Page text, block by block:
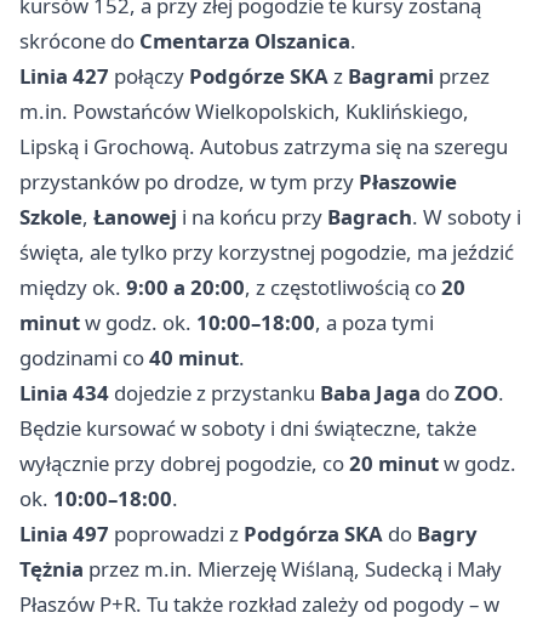
kursów 152, a przy złej pogodzie te kursy zostaną
skrócone do Cmentarza Olszanica.
Linia 427 połączy Podgórze SKAz Bagrami przez
m.in. Powstańców Wielkopolskich, Kuklińskiego,
Lipską i Grochową. Autobus zatrzyma się na szeregu
przystanków po drodze, w tym przy Płaszowie
Szkole, Łanowej i na końcu przy Bagrach. W soboty i
święta, ale tylko przy korzystnej pogodzie, ma jeździć
między ok. 9:00 a 20:00, z częstotliwością co20
minutw godz. ok. 10:00–18:00, a poza tymi
godzinami co40 minut.
Linia 434 dojedzie z przystanku Baba Jaga doZOO.
Będzie kursować w soboty i dni świąteczne, także
wyłącznie przy dobrej pogodzie, co20 minutw godz.
ok. 10:00–18:00.
Linia 497 poprowadzi z Podgórza SKA do Bagry
Tężnia przez m.in. Mierzeję Wiślaną, Sudecką i Mały
Płaszów P+R. Tu także rozkład zależy od pogody – w